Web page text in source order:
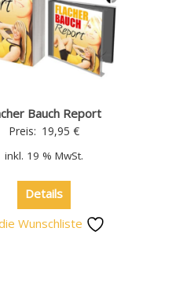
Bauch Report
Preis: 19,95 €
inkl. 19 % MwSt.
Details
Wunschliste